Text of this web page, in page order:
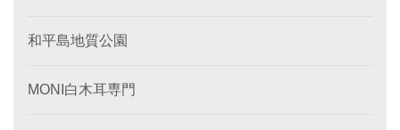
和平島地質公園
MONI白木耳専門